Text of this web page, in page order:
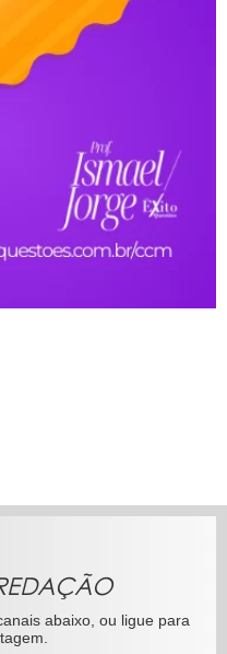
abaixo, ou ligue para